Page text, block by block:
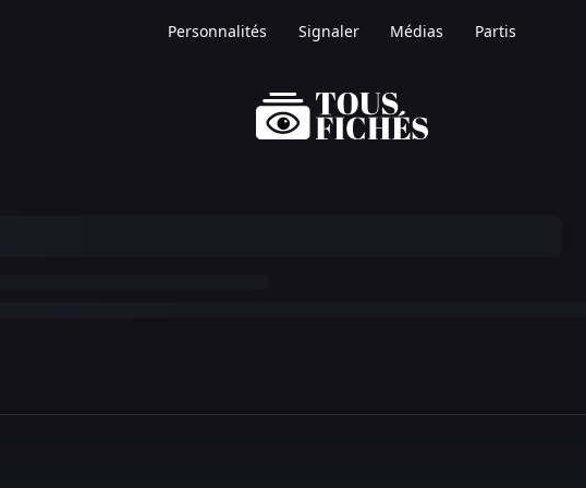
Personnalités Signaler Médias Partis